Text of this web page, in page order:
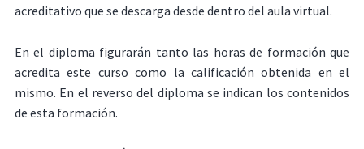
acreditativo que se descarga desde dentro del aula virtual.
En el diploma figurarán tanto las horas de formación que
acredita este curso como la calificación obtenida en el
mismo. En el reverso del diploma se indican los contenidos
de esta formación.